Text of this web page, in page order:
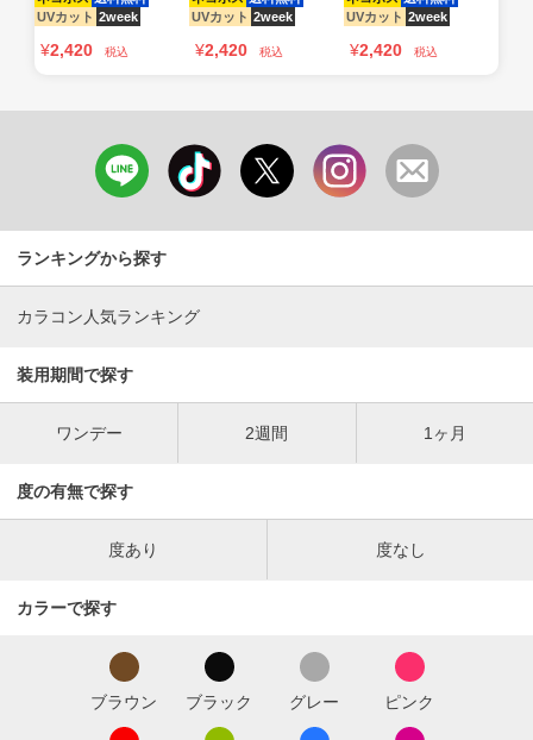
UVカット 2week
¥2,420 税込
UVカット 2week
¥2,420 税込
UVカット 2week
¥2,420 税込
ランキングから探す
カラコン人気ランキング
装用期間で探す
ワンデー 2週間 1ヶ月
度の有無で探す
度あり 度なし
カラーで探す
ブラウン ブラック グレー ピンク